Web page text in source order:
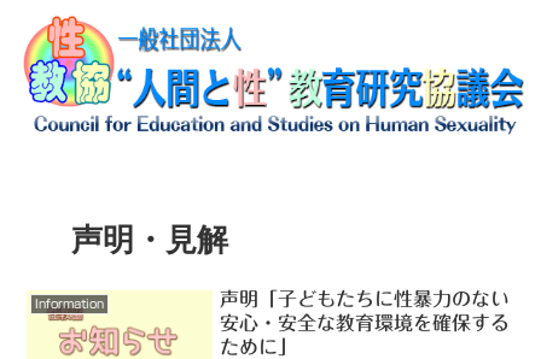
声明・見解
Information
声明「子どもたちに性暴力のない
安心・安全な教育環境を確保する
ために」